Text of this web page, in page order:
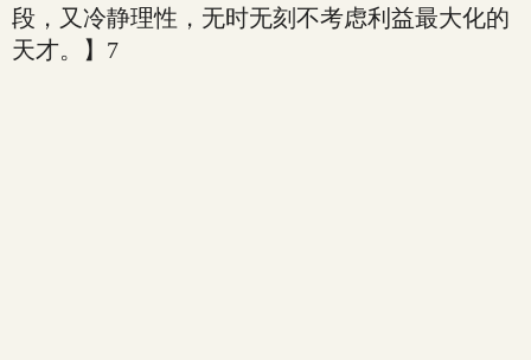
段，又冷静理性，无时无刻不考虑利益最大化的
天才。】7